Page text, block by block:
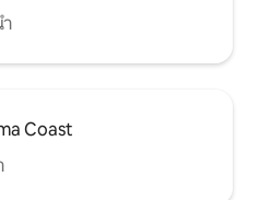
Coast